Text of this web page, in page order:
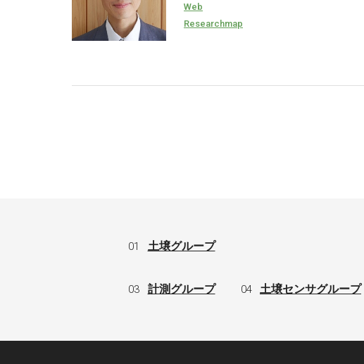
Web
Researchmap
01 土壌グループ
03 計測グループ 04 土壌センサグループ